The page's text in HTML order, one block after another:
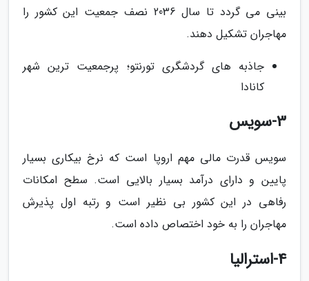
بینی می گردد تا سال 2036 نصف جمعیت این کشور را
مهاجران تشکیل دهند.
جاذبه های گردشگری تورنتو؛ پرجمعیت ترین شهر
کانادا
3-سویس
سویس قدرت مالی مهم اروپا است که نرخ بیکاری بسیار
پایین و دارای درآمد بسیار بالایی است. سطح امکانات
رفاهی در این کشور بی نظیر است و رتبه اول پذیرش
مهاجران را به خود اختصاص داده است.
4-استرالیا